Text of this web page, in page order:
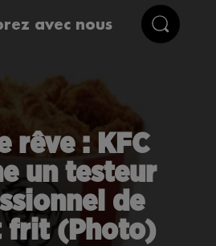
avec nous
rêve : KFC
un testeur
de
frit (Photo)